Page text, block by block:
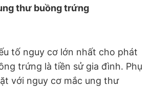
thư buồng trứng
tố nguy cơ lớn nhất cho phát
trứng là tiền sử gia đình. Phụ
với nguy cơ mắc ung thư